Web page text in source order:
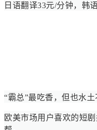
日语翻译33元/分钟，韩
“霸总”最吃香，但也水土
欧美市场用户喜欢的短